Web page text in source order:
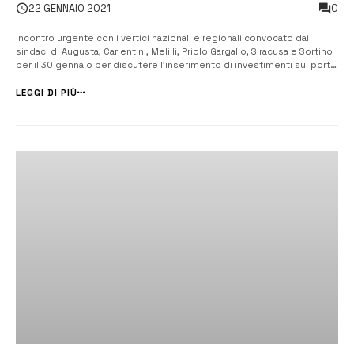
Recovery Fund i sindaci
22 GENNAIO 2021 0
Incontro urgente con i vertici nazionali e regionali convocato dai
sindaci di Augusta, Carlentini, Melilli, Priolo Gargallo, Siracusa e Sortino
per il 30 gennaio per discutere l’inserimento di investimenti sul porto
progetti di riconversione industriale del polo petrolchim...
LEGGI DI PIÙ